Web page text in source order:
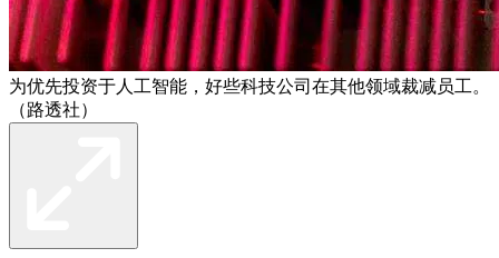
为优先投资于人工智能，好些科技公司在其他领域裁减员工。
（路透社）